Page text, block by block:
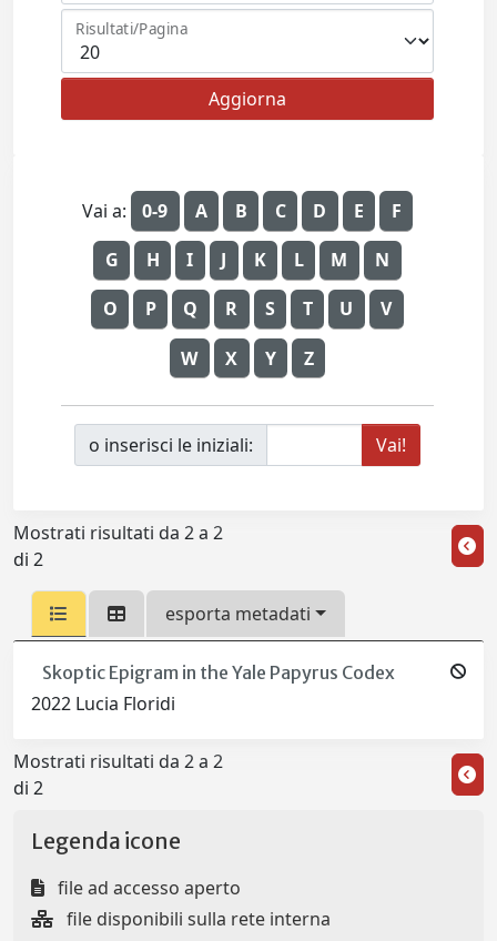
Risultati/Pagina
Vai a: 0-9 A B C D E F
G H I J K L M N
O P Q R S T U V
W X Y Z
o inserisci le iniziali:
Mostrati risultati da 2 a 2
di 2
esporta metadati
Skoptic Epigram in the Yale Papyrus Codex
2022 Lucia Floridi
Mostrati risultati da 2 a 2
di 2
Legenda icone
file ad accesso aperto
file disponibili sulla rete interna